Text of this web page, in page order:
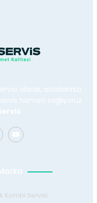
olarak, arızalarınızı
hizmeti sağlıyoruz.
Kombi Servisi